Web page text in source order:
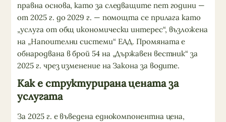
правна основа, като за следващите пет години —
от 2025 г. до 2029 г. — помощта се прилага като
„услуга от общ икономически интерес“, възложена
на „Напоителни системи“ ЕАД. Промяната е
обнародвана в брой 54 на „Държавен вестник“ за
2025 г. чрез изменение на Закона за водите.
Как е структурирана цената за
услугата
За 2025 г. е въведена еднокомпонентна цена,